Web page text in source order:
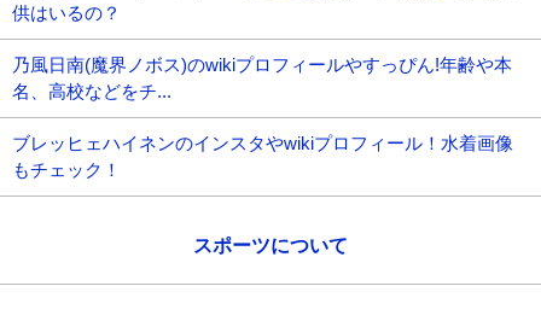
供はいるの？
乃風日南(魔界ノボス)のwikiプロフィールやすっぴん!年齢や本
名、高校などをチ...
ブレッヒェハイネンのインスタやwikiプロフィール！水着画像
もチェック！
スポーツについて